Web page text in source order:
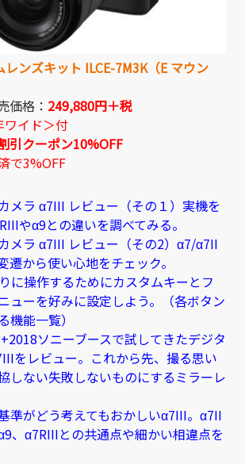
レンズキット ILCE-7M3K（E マウン
価格： 249,880円＋税
イド＞付
引クーポン10%OFF
で3%OFF
メラ α7III レビュー（その１）実機を
やα9との違いを調べてみる。
メラ α7III レビュー（その2）α7/α7II
遷から使い心地をチェック。
に操作するためにカスタムキーとフ
ューを好みに設定しよう。（各ボタン
機能一覧）
ソニーブースで試してきたデジタ
をレビュー。これから先、撮る思い
しない失敗しないものにするミラーレ
準がどう考えてもおかしいα7III。α7II
、α7RIIIとの共通点や細かい相違点を